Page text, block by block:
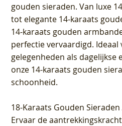
gouden sieraden. Van luxe
tot elegante 14-karaats
14-karaats gouden
perfectie vervaardigd. Ideaal
gelegenheden als dagelijkse
onze 14-karaats gouden
schoonheid.
18-Karaats Gouden
Ervaar de